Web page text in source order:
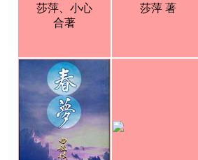
莎萍、小心
合著
莎萍 著